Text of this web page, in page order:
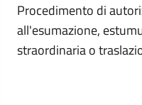
Procedimento di
all'esumazione,
straordinaria o